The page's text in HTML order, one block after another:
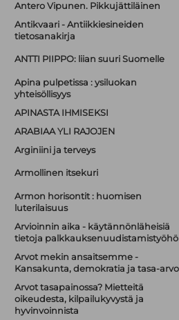
Antero Vipunen. Pikkujättiläinen
Antikvaari - Antiikkiesineiden
tietosanakirja
ANTTI PIIPPO: liian suuri Suomelle
Apina pulpetissa : ysiluokan
yhteisöllisyys
APINASTA IHMISEKSI
ARABIAA YLI RAJOJEN
Arginiini ja terveys
Armollinen itsekuri
Armon horisontit : huomisen
luterilaisuus
Arvioinnin aika - käytännönläheisiä
tietoja
Arvot mekin ansaitsemme -
Kansakunta, demokratia ja tasa-arvo
Arvot tasapainossa? Mietteitä
oikeudesta, kilpailukyvystä ja
hyvinvoinnista